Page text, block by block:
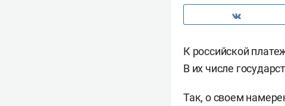
К российской
В их числе
Так, о своем